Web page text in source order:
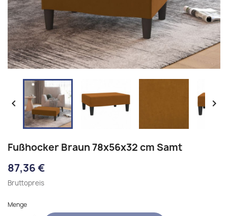
 
Fußhocker Braun 78x56x32 cm Samt
87,36 €
Bruttopreis
Menge